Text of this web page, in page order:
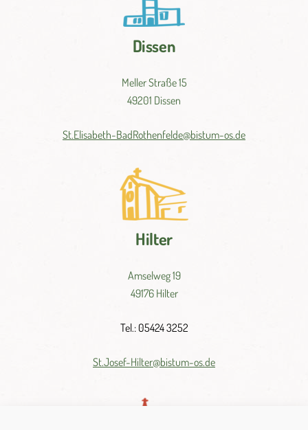
Dissen
Meller Straße 15
49201 Dissen
St.Elisabeth-BadRothenfelde@bistum-os.de
Hilter
Amselweg 19
49176 Hilter
Tel.: 05424 3252
St.Josef-Hilter@bistum-os.de